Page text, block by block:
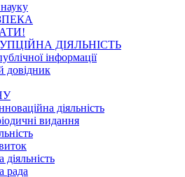
ДІЯЛЬНІСТЬ
інформації
довідник
діяльність
видання
рада